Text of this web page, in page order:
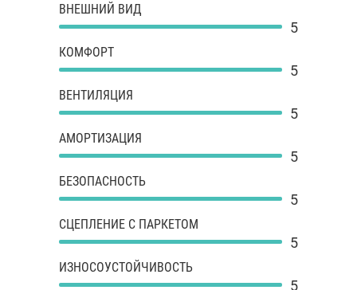
ВНЕШНИЙ ВИД
5
КОМФОРТ
5
ВЕНТИЛЯЦИЯ
5
АМОРТИЗАЦИЯ
5
БЕЗОПАСНОСТЬ
5
СЦЕПЛЕНИЕ С ПАРКЕТОМ
5
ИЗНОСОУСТОЙЧИВОСТЬ
5